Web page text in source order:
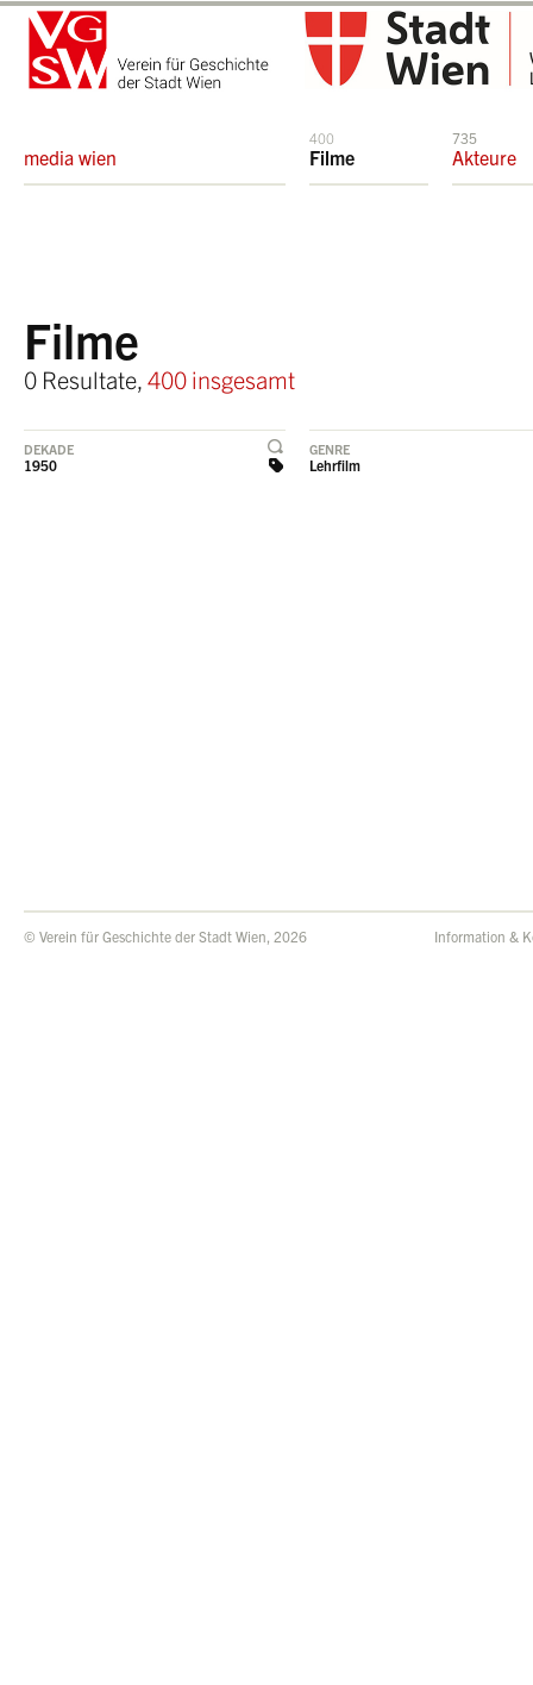
media wien
400
Filme
735
Akteure
Filme
0 Resultate, 400 insgesamt
DEKADE
1950
GENRE
Lehrfilm
© Verein für Geschichte der Stadt Wien, 2026 Information &